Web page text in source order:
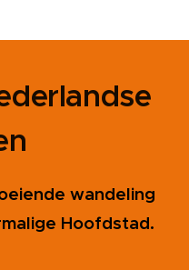
wandeling
Hoofdstad.